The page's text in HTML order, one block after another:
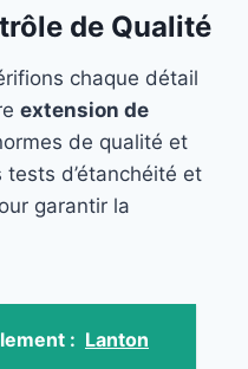
de Qualité
chaque détail
extension de
de qualité et
d’étanchéité et
garantir la
: Lanton